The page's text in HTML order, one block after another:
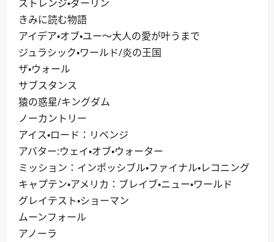
ストレンジ・ダーリン
きみに読む物語
アイデア・オブ・ユー～大人の愛が叶うまで
ジュラシック・ワールド/炎の王国
ザ・ウォール
サブスタンス
猿の惑星/キングダム
ノーカントリー
アイス・ロード：リベンジ
アバター:ウェイ・オブ・ウォーター
ミッション：インポッシブル・ファイナル・レコニング
キャプテン・アメリカ：ブレイブ・ニュー・ワールド
グレイテスト・ショーマン
ムーンフォール
アノーラ